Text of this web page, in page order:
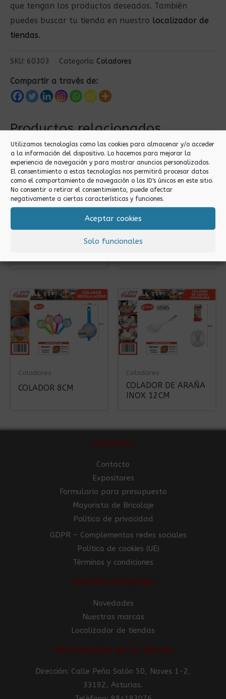
Utilizamos tecnologías como las cookies para almacenar y/o acceder
a la información del dispositivo. Lo hacemos para mejorar la
experiencia de navegación y para mostrar anuncios personalizados.
El consentimiento a estas tecnologías nos permitirá procesar datos
como el comportamiento de navegación o los ID's únicos en este sitio.
No consentir o retirar el consentimiento, puede afectar
negativamente a ciertas características y funciones.
Aceptar cookies
Solo funcionales
que tengan los productos deseados. También
puedes buscar tu tienda en nuestro localizador de
tiendas.
SKU: 60303 Categoría: Coladores
Compartir a través de:
Productos relacionados
Coladores
COLADOR FRANELA
Coladores
COLADOR DE ARAÑA
Coladores
COLADOR 8CM
Coladores
COLADOR DE ARAÑA
INOX 12CM
Contacto
Contacto
Expositores
Formulario para presupuesto
Mayorista de Bricolaje
Política de privacidad
GDPR – Complementos redes sociales
Política de cookies (UE)
Términos y condiciones
Nuestra empresa
Novedades
Nuestras marcas
Localizador de tiendas
Información de la tienda
Dirección: Calle Peña Salón 50, Naves 1-2,
33192, Asturias.